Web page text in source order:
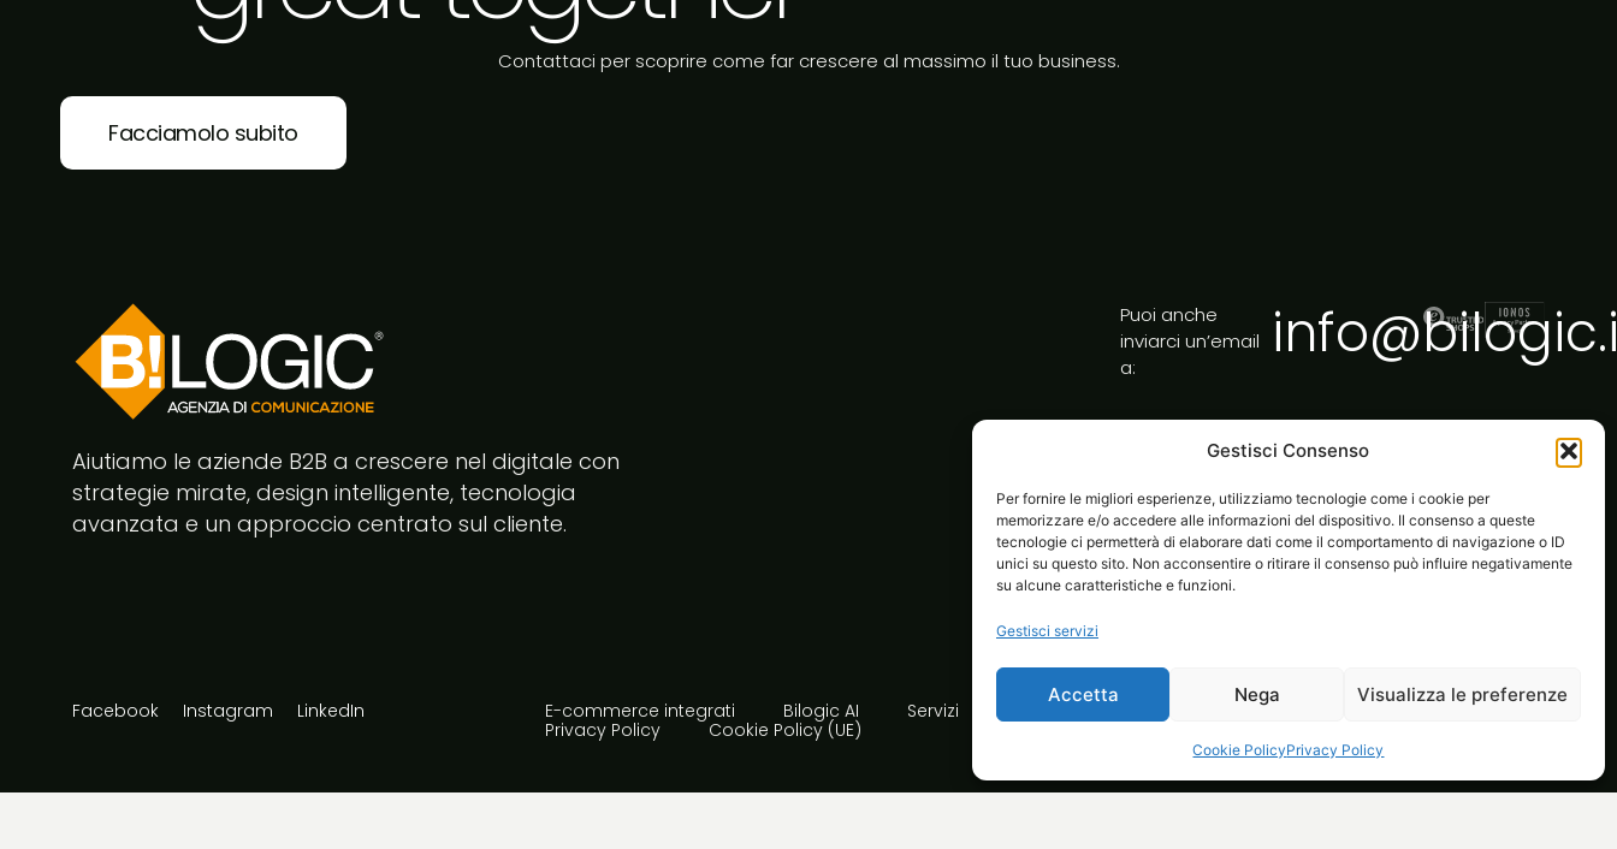
Gestisci Consenso
Per fornire le migliori esperienze, utilizziamo tecnologie come i cookie per
memorizzare e/o accedere alle informazioni del dispositivo. Il consenso a queste
tecnologie ci permetterà di elaborare dati come il comportamento di navigazione o ID
unici su questo sito. Non acconsentire o ritirare il consenso può influire negativamente
su alcune caratteristiche e funzioni.
Gestisci servizi
Accetta Nega Visualizza le preferenze
Cookie PolicyPrivacy Policy
Contattaci per scoprire come far crescere al massimo il tuo business.
Facciamolo subito
Aiutiamo le aziende B2B a crescere nel digitale con
strategie mirate, design intelligente, tecnologia
avanzata e un approccio centrato sul cliente.
Puoi anche
inviarci un’email
a:
Facebook Instagram LinkedIn E-commerce integrati Bilogic AI Servizi Avvia il tuo ecommerce Life at Bilogic
Contatti
Privacy Policy
Cookie Policy (UE)